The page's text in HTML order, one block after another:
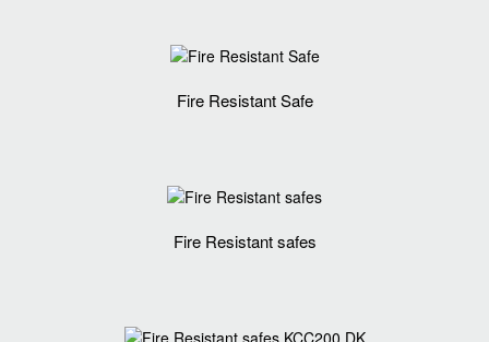
Fire Resistant Safe
Fire Resistant safes